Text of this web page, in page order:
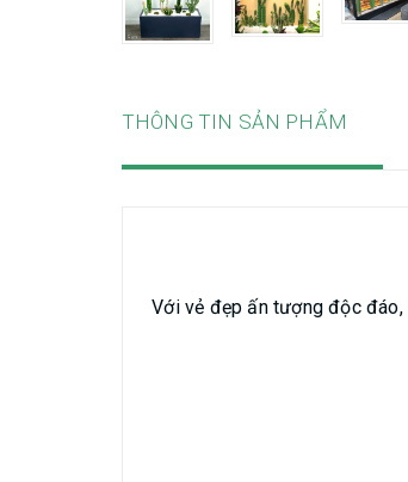
THÔNG TIN SẢN PHẨM
Với vẻ đẹp ấn tượng độc đáo,